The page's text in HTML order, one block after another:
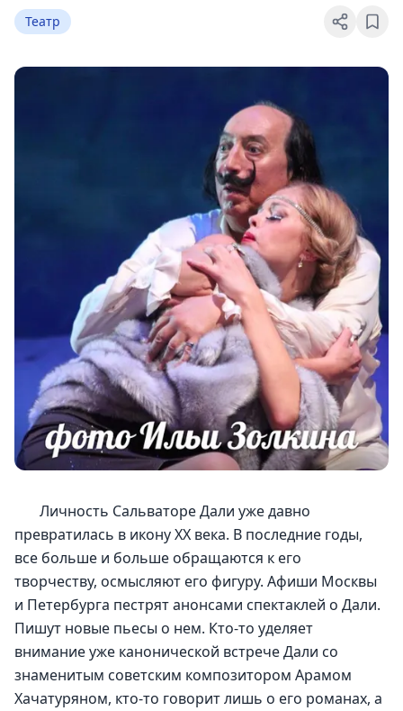
Театр
Личность Сальваторе Дали уже давно
превратилась в икону XX века. В последние годы,
все больше и больше обращаются к его
творчеству, осмысляют его фигуру. Афиши Москвы
и Петербурга пестрят анонсами спектаклей о Дали.
Пишут новые пьесы о нем. Кто-то уделяет
внимание уже канонической встрече Дали со
знаменитым советским композитором Арамом
Хачатуряном, кто-то говорит лишь о его романах, а